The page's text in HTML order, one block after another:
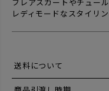
フレアスカートやチュー
レディモードなスタイリ
送料について